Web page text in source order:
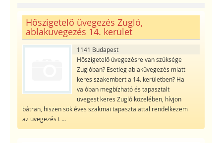
Hőszigetelő üvegezés Zugló,
ablaküvegezés 14. kerület
1141 Budapest
Hőszigetelő üvegezésre van szüksége
Zuglóban? Esetleg ablaküvegezés miatt
keres szakembert a 14. kerületben? Ha
valóban megbízható és tapasztalt
üvegest keres Zugló közelében, hívjon
bátran, hiszen sok éves szakmai tapasztalattal rendelkezem
az üvegezés t...